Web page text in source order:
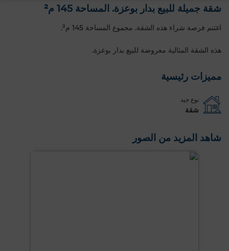
شقة جميلة للبيع بدار بوعزة. المساحة 145 م²
اغتنم فرصة شراء هذه الشقة. مجموع المساحة 145 م².
هذه الشقة المثالية معروضة للبيع بدار بوعزة.
مميزات رئيسية
نوع جيد
شقة
شاهد المزيد من الصور